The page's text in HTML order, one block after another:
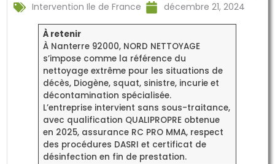
Intervention Ile de France décembre 21, 2024
À retenir
À Nanterre 92000, NORD NETTOYAGE
s’impose comme la référence du
nettoyage extrême pour les situations de
décès, Diogène, squat, sinistre, incurie et
décontamination spécialisée.
L’entreprise intervient sans sous-traitance,
avec qualification QUALIPROPRE obtenue
en 2025, assurance RC PRO MMA, respect
des procédures DASRI et certificat de
désinfection en fin de prestation.